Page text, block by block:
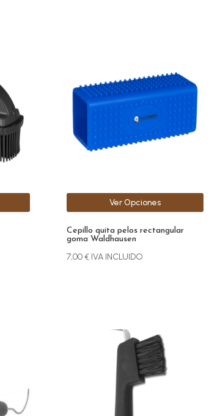
Cepillo quita pelos rectangular
goma Waldhausen
7,00€ IVA INCLUIDO
Ver Opciones
múltiples
variantes.
opciones
se
pueden
la
producto